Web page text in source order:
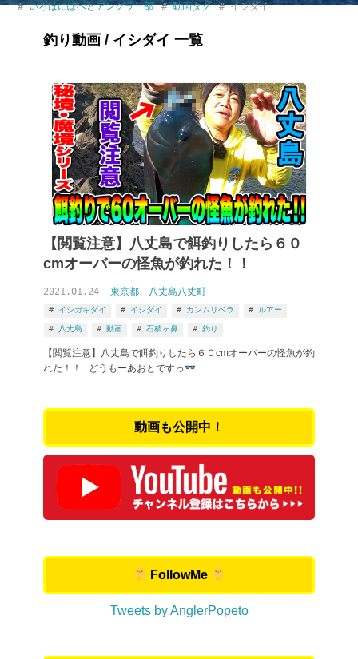
いろはにぽぺとアングラー部 動画タグ イシダイ
釣り動画 / イシダイ 一覧
【閲覧注意】八丈島で餌釣りしたら６０
cmオーバーの怪魚が釣れた！！
2021.01.24 東京都 八丈島八丈町
イシガキダイ イシダイ カンムリベラ ルアー
八丈島 動画 石積ヶ鼻 釣り
【閲覧注意】八丈島で餌釣りしたら６０cmオーバーの怪魚が釣
れた！！ どうもーあおとですっ
……
動画も公開中！
FollowMe
Tweets by AnglerPopeto